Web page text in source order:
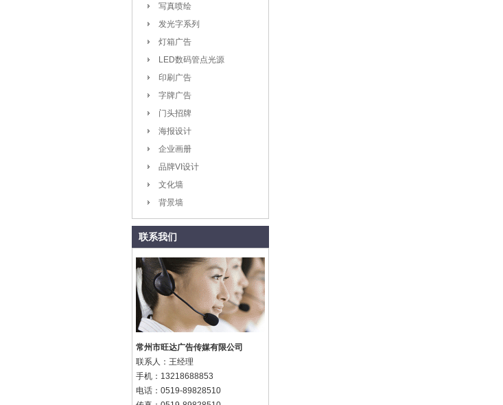
写真喷绘
发光字系列
灯箱广告
LED数码管点光源
印刷广告
字牌广告
门头招牌
海报设计
企业画册
品牌VI设计
文化墙
背景墙
联系我们
常州市旺达广告传媒有限公司
联系人：王经理
手机：13218688853
电话：0519-89828510